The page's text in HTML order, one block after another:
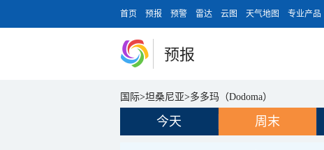
首页 预报 预警 雷达 云图 天气地图 专业产品
预报
国际>坦桑尼亚>多多玛（Dodoma）
今天 周末